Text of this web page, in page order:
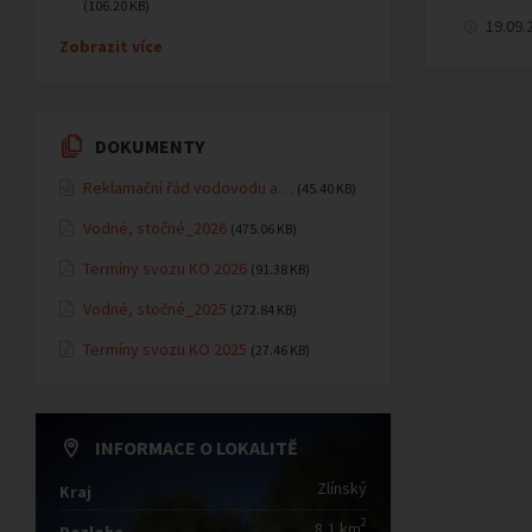
(106.20 KB)
Zobrazit více
DOKUMENTY
Reklamační řád vodovodu a… (45.40 KB)
Vodné, stočné_2026 (475.06 KB)
Termíny svozu KO 2026 (91.38 KB)
Vodné, stočné_2025 (272.84 KB)
Termíny svozu KO 2025 (27.46 KB)
INFORMACE O LOKALITĚ
Kraj Zlínský
2